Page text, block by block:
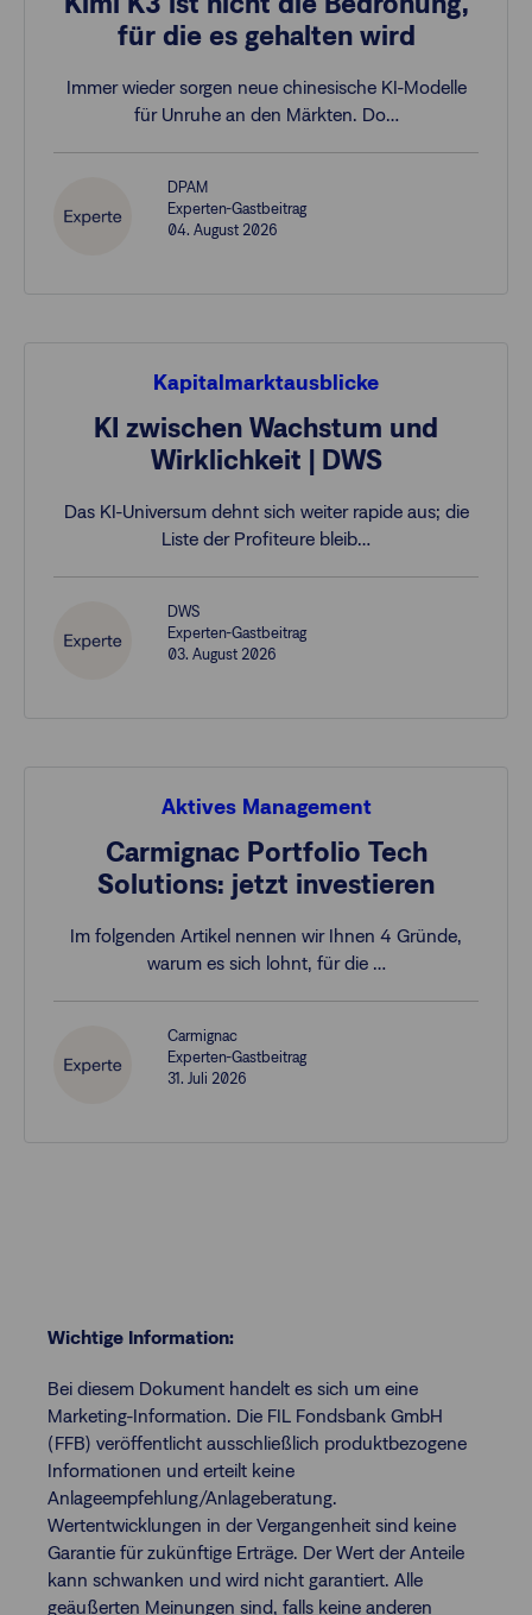
für die es gehalten wird
Immer wieder sorgen neue chinesische KI-Modelle
für Unruhe an den Märkten. Do…
DPAM
Experten-Gastbeitrag
04. August 2026
Kapitalmarktausblicke
KI zwischen Wachstum und
Wirklichkeit | DWS
Das KI-Universum dehnt sich weiter rapide aus; die
Liste der Profiteure bleib…
DWS
Experten-Gastbeitrag
03. August 2026
Aktives Management
Carmignac Portfolio Tech
Solutions: jetzt investieren
Im folgenden Artikel nennen wir Ihnen 4 Gründe,
warum es sich lohnt, für die …
Carmignac
Experten-Gastbeitrag
31. Juli 2026
Wichtige Information:
Bei diesem Dokument handelt es sich um eine
Marketing-Information. Die FIL Fondsbank GmbH
(FFB) veröffentlicht ausschließlich produktbezogene
Informationen und erteilt keine
Anlageempfehlung/Anlageberatung.
Wertentwicklungen in der Vergangenheit sind keine
Garantie für zukünftige Erträge. Der Wert der Anteile
kann schwanken und wird nicht garantiert. Alle
geäußerten Meinungen sind, falls keine anderen